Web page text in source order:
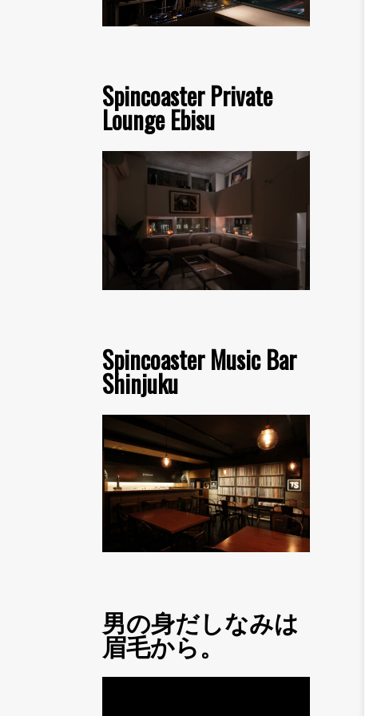
Spincoaster Private
Lounge Ebisu
Spincoaster Music Bar
Shinjuku
男の身だしなみは
眉毛から。